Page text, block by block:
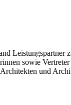
Leistungspartner
sowie
und